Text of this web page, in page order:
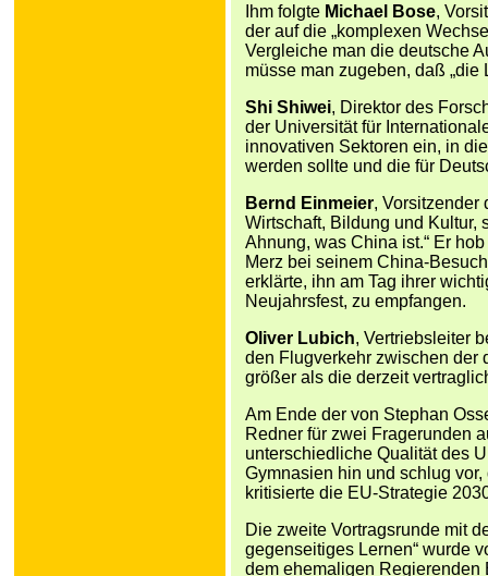
Ihm folgte Michael Bose,
der auf die „komplexen
Vergleiche man die deutsche
müsse man zugeben, daß
Shi Shiwei, Direktor des
der Universität für
innovativen Sektoren ein, in
werden sollte und die für
Bernd Einmeier, Vorsitzender
Wirtschaft, Bildung und Kultur,
Ahnung, was China ist.“ Er
Merz bei seinem China-
erklärte, ihn am Tag ihrer
Neujahrsfest, zu empfangen.
Oliver Lubich, Vertriebsleiter
den Flugverkehr zwischen der
größer als die derzeit
Am Ende der von Stephan
Redner für zwei Fragerunden
unterschiedliche Qualität des
Gymnasien hin und schlug
kritisierte die EU-Strategie
Die zweite Vortragsrunde mit
gegenseitiges Lernen“ wurde
dem ehemaligen Regierenden